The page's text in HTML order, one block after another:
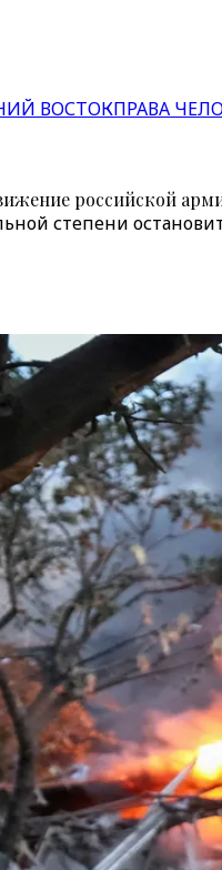
ВОСТОКПРАВА
российской
степени